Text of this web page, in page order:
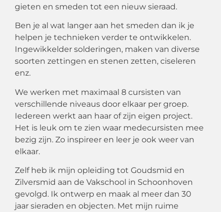
gieten en smeden tot een nieuw sieraad.
Ben je al wat langer aan het smeden dan ik je
helpen je technieken verder te ontwikkelen.
Ingewikkelder solderingen, maken van diverse
soorten zettingen en stenen zetten, ciseleren
enz.
We werken met maximaal 8 cursisten van
verschillende niveaus door elkaar per groep.
Iedereen werkt aan haar of zijn eigen project.
Het is leuk om te zien waar medecursisten mee
bezig zijn. Zo inspireer en leer je ook weer van
elkaar.
Zelf heb ik mijn opleiding tot Goudsmid en
Zilversmid aan de Vakschool in Schoonhoven
gevolgd. Ik ontwerp en maak al meer dan 30
jaar sieraden en objecten. Met mijn ruime